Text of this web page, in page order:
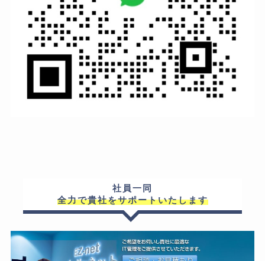
社員一同
全力で貴社をサポートいたします